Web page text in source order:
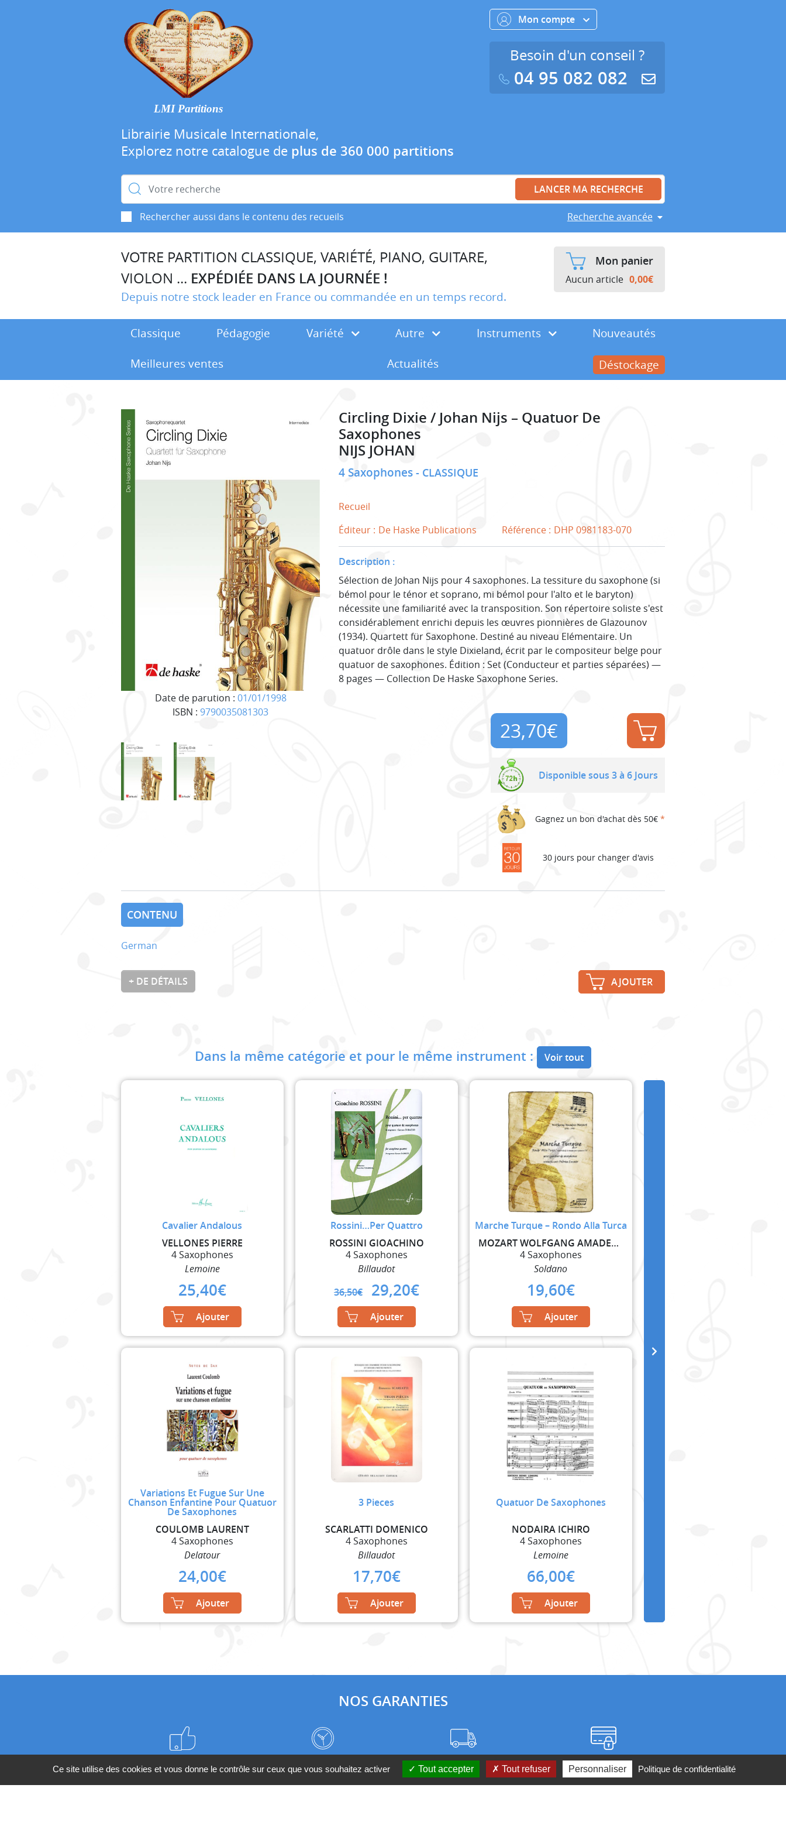
LMI Partitions
Librairie Musicale Internationale,
Explorez notre catalogue de plus de 360 000 partitions
Rechercher :
Rechercher aussi dans le contenu des recueils Recherche avancée
Mon compte
Besoin d'un conseil ?
04 95 082 082
VOTRE PARTITION CLASSIQUE, VARIÉTÉ, PIANO, GUITARE,
VIOLON ... EXPÉDIÉE DANS LA JOURNÉE !
Depuis notre stock leader en France ou commandée en un temps record.
Mon panier
Aucun article 0,00€
Classique Pédagogie Variété Autre Instruments
Nouveautés
Meilleures ventes
Actualités Déstockage
Date de parution : 01/01/1998
ISBN : 9790035081303
Circling Dixie / Johan Nijs – Quatuor De
Saxophones
NIJS JOHAN
4 Saxophones CLASSIQUE
Recueil
Éditeur : De Haske Publications Référence : DHP 0981183-070
Description :
Sélection de Johan Nijs pour 4 saxophones. La tessiture du saxophone (si
bémol pour le ténor et soprano, mi bémol pour l'alto et le baryton)
nécessite une familiarité avec la transposition. Son répertoire soliste s'est
considérablement enrichi depuis les œuvres pionnières de Glazounov
(1934). Quartett für Saxophone. Destiné au niveau Elémentaire. Un
quatuor drôle dans le style Dixieland, écrit par le compositeur belge pour
quatuor de saxophones. Édition : Set (Conducteur et parties séparées) —
8 pages — Collection De Haske Saxophone Series.
23,70€
Disponible sous 3 à 6 Jours
Gagnez un bon d'achat dès 50€ *
30 jours pour changer d'avis
CONTENU
German
+ DE DÉTAILS AJOUTER
Dans la même catégorie et pour le même instrument : Voir tout
Cavalier Andalous
VELLONES PIERRE
4 Saxophones
Lemoine
25,40€
Ajouter
Rossini…Per Quattro
ROSSINI GIOACHINO
4 Saxophones
Billaudot
36,50€ Original
price
was:
36,50€.
29,20€Current
29,20€.
Ajouter
Marche Turque – Rondo Alla Turca
MOZART WOLFGANG AMADEUS
4 Saxophones
Soldano
19,60€
Ajouter
Variations Et Fugue Sur Une
Chanson Enfantine Pour Quatuor
De Saxophones
COULOMB LAURENT
4 Saxophones
Delatour
24,00€
Ajouter
3 Pieces
SCARLATTI DOMENICO
4 Saxophones
Billaudot
17,70€
Ajouter
Quatuor De Saxophones
NODAIRA ICHIRO
4 Saxophones
Lemoine
66,00€
Ajouter
NOS GARANTIES
Meilleurs prix du web Frais de port à prix coûtant Paiement sécurisé
Ce site utilise des cookies et vous donne le contrôle sur ceux que vous souhaitez activer Tout accepter Tout refuser Personnaliser Politique de confidentialité